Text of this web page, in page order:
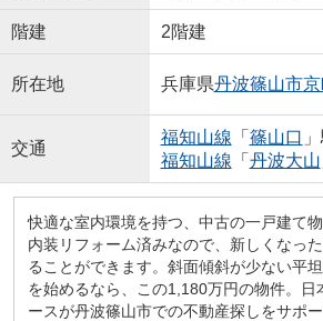
階建 2階建
所在地 兵庫県丹波篠山市
交通
福知山線 「 篠山口
福知山線 「 丹波大山
快適な室内環境を持つ、中古の一戸建て物
内装リフォーム済みなので、新しくなっ
ることができます。斜面傾斜が少ない平
を始めるなら、この1,180万円の物件。日
ースが丹波篠山市での不動産探しをサポ